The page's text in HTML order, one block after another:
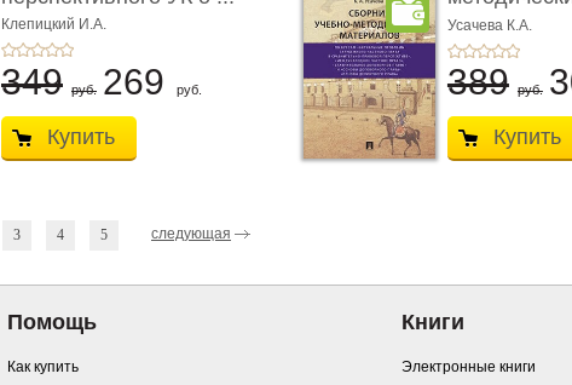
Клепицкий И.А.
349 руб. 269 руб.
Купить
по кур ...
Усачева К.А.
389 руб.
Купить
3 4 5 следующая
Помощь
Как купить
Книги
Электронные книги